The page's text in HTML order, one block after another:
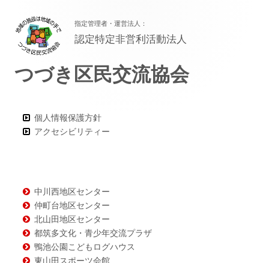
ッ
タ
ー・
ン
テ
指定管理者・運営法人：
認定特定非営利活動法人
つづき区民交流協会
個人情報保護方針
アクセシビリティー
中川西地区センター
仲町台地区センター
北山田地区センター
都筑多文化・青少年交流プラザ
鴨池公園こどもログハウス
東山田スポーツ会館